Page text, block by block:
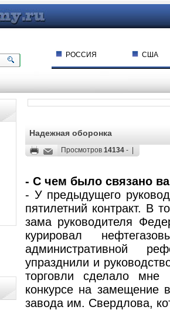
РОССИЯ США
Надежная оборонка
Просмотров 14134 - |
- С чем было связано
- У предыдущего
пятилетний контракт. В
зама руководителя
курировал
административной
упразднили и
торговли сделало мне
конкурсе на замещение
завода им. Свердлова,